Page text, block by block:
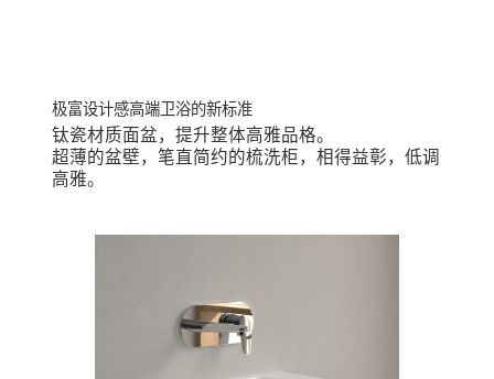
钛瓷材质面盆，提升整体高雅品格。
超薄的盆壁，笔直简约的梳洗柜，相得益彰，低调
高雅。